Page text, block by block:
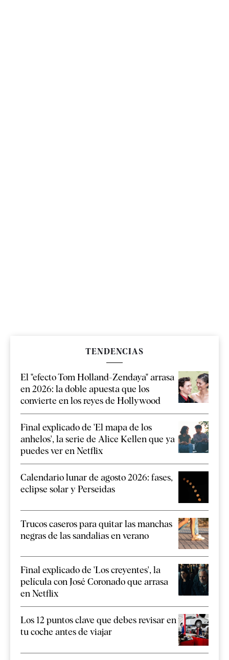
TENDENCIAS
El "efecto Tom Holland-Zendaya" arrasa
en 2026: la doble apuesta que los
convierte en los reyes de Hollywood
Final explicado de 'El mapa de los
anhelos', la serie de Alice Kellen que ya
puedes ver en Netflix
Calendario lunar de agosto 2026: fases,
eclipse solar y Perseidas
Trucos caseros para quitar las manchas
negras de las sandalias en verano
Final explicado de 'Los creyentes', la
película con José Coronado que arrasa
en Netflix
Los 12 puntos clave que debes revisar en
tu coche antes de viajar